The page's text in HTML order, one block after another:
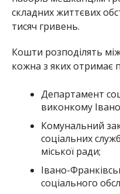
складних життєвих
тисяч гривень.
Кошти розподілять
кожна з яких отримає
Департамент
виконкому
Комунальний
соціальних
міської ради;
Івано-
соціального